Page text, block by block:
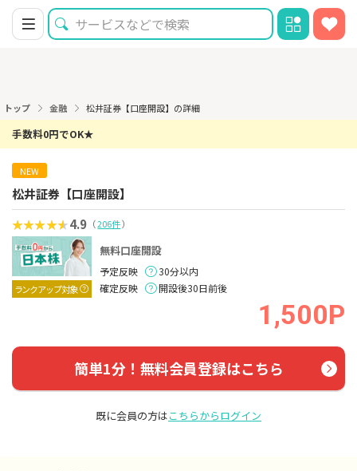
トップ 金融 松井証券【口座開設】の詳細
手数料0円でOK★
NEW
松井証券【口座開設】
4.9 （206件）
ランクアップ対象
無料口座開設
予定反映
30分以内
確定反映
開設後30日前後
1,500P
簡単1分！無料会員登録はこちら
既に会員の方はこちらからログイン